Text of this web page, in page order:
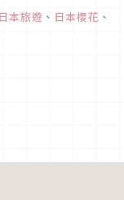
込站出來徒步約5
葉季時六義園都會
義園中其實楓樹比
日本旅遊 、 日本櫻花 、